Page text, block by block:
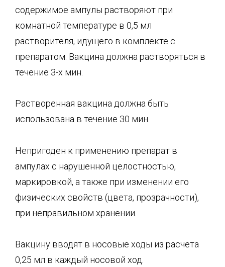
содержимое ампулы растворяют при
комнатной температуре в 0,5 мл
растворителя, идущего в комплекте с
препаратом. Вакцина должна растворяться в
течение 3-х мин.
Растворенная вакцина должна быть
использована в течение 30 мин.
Непригоден к применению препарат в
ампулах с нарушенной целостностью,
маркировкой, а также при изменении его
физических свойств (цвета, прозрачности),
при неправильном хранении.
Вакцину вводят в носовые ходы из расчета
0,25 мл в каждый носовой ход.